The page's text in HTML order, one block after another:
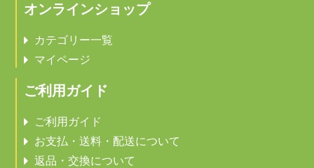
オンラインショップ
カテゴリー一覧
マイページ
ご利用ガイド
ご利用ガイド
お支払・送料・配送について
返品・交換について